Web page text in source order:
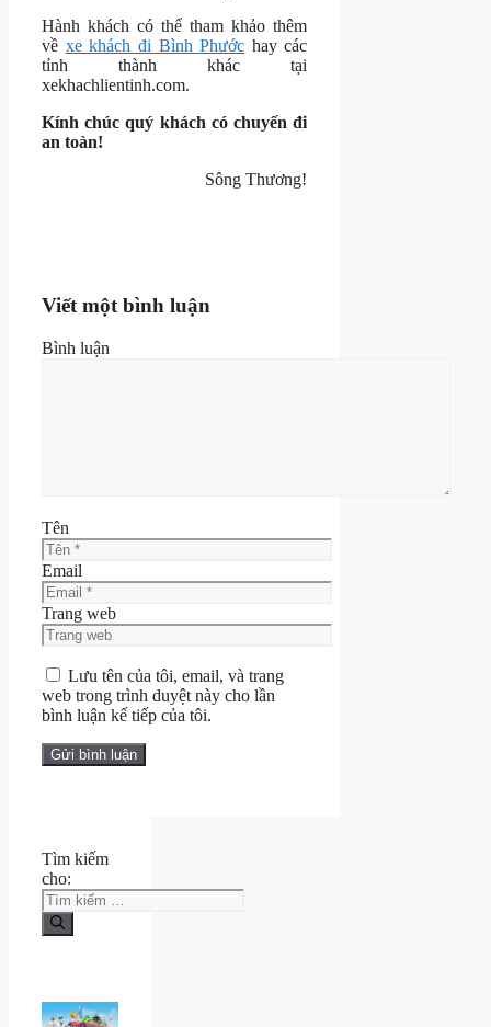
Hành khách có thể tham khảo thêm
về xe khách đi Bình Phước hay các
tỉnh thành khác tại
xekhachlientinh.com.
Kính chúc quý khách có chuyến đi
an toàn!
Sông Thương!
Viết một bình luận
Bình luận
Tên
Email
Trang web
Lưu tên của tôi, email, và trang
web trong trình duyệt này cho lần
bình luận kế tiếp của tôi.
Tìm kiếm
cho: